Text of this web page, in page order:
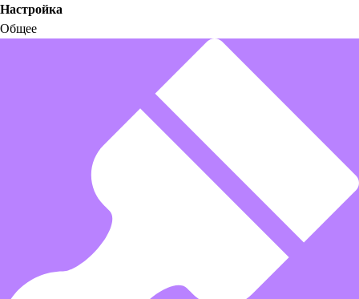
Настройка
Общее